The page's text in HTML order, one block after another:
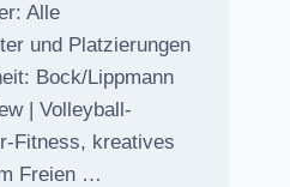
Alle
und Platzierungen
Bock/Lippmann
| Volleyball-
Fitness, kreatives
Freien …